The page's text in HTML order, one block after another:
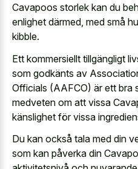
Cavapoos storlek kan du
enlighet därmed, med små
kibble.
Ett kommersiellt tillgängligt
som godkänts av
Officials (AAFCO) är ett bra
medveten om att vissa
känslighet för vissa
Du kan också tala med din
som kan påverka din